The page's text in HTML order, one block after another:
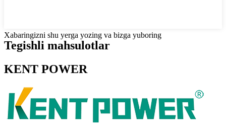
Xabaringizni shu yerga yozing va bizga yuboring
Tegishli mahsulotlar
KENT POWER